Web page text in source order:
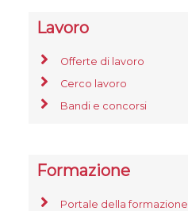
Lavoro
Offerte di lavoro
Cerco lavoro
Bandi e concorsi
Formazione
Portale della formazione